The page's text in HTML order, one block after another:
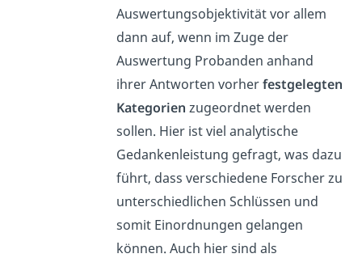
Auswertungsobjektivität vor allem
dann auf, wenn im Zuge der
Auswertung Probanden anhand
ihrer Antworten vorherfestgelegten
Kategorien zugeordnet werden
sollen. Hier ist viel analytische
Gedankenleistung gefragt, was dazu
führt, dass verschiedene Forscher zu
unterschiedlichen Schlüssen und
somit Einordnungen gelangen
können. Auch hier sind als